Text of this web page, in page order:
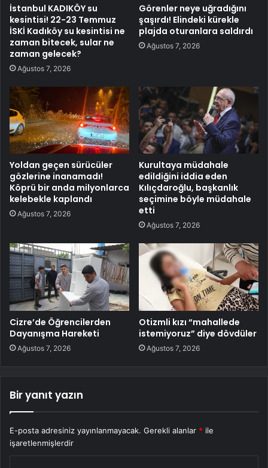
İstanbul KADIKÖY su
kesintisi! 22-23 Temmuz
İSKİ Kadıköy su kesintisi ne
zaman bitecek, sular ne
zaman gelecek?
Ağustos 7, 2026
Görenler neye uğradığını
şaşırdı! Elindeki kürekle
plajda oturanlara saldırdı
Ağustos 7, 2026
Yoldan geçen sürücüler
gözlerine inanamadı!
Köprü bir anda milyonlarca
kelebekle kaplandı
Ağustos 7, 2026
Kurultaya müdahale
edildiğini iddia eden
Kılıçdaroğlu, başkanlık
seçimine böyle müdahale
etti
Ağustos 7, 2026
Cizre’de Öğrencilerden
Dayanışma Hareketi
Ağustos 7, 2026
Otizmli kızı “mahallede
istemiyoruz” diye dövdüler
Ağustos 7, 2026
Bir yanıt yazın
E-posta adresiniz yayınlanmayacak. Gerekli alanlar * ile
işaretlenmişlerdir